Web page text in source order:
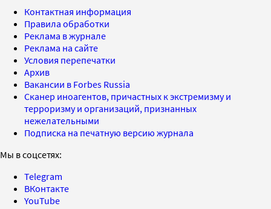
Контактная информация
Правила обработки
Реклама в журнале
Реклама на сайте
Условия перепечатки
Архив
Вакансии в Forbes Russia
Сканер иноагентов, причастных к экстремизму и
терроризму и организаций, признанных
нежелательными
Подписка на печатную версию журнала
Мы в соцсетях:
Telegram
ВКонтакте
YouTube